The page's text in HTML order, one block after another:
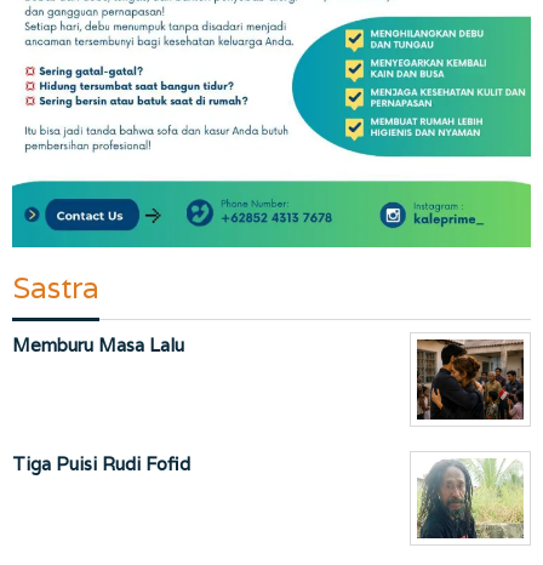
Sastra
Memburu Masa Lalu
Tiga Puisi Rudi Fofid